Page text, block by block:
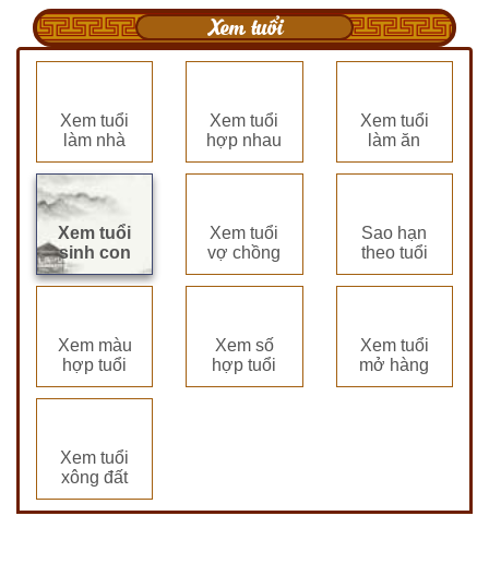
Xem tuổi
Xem tuổi
làm nhà
Xem tuổi
hợp nhau
Xem tuổi
làm ăn
Xem tuổi
sinh con
Xem tuổi
vợ chồng
Sao hạn
theo tuổi
Xem màu
hợp tuổi
Xem số
hợp tuổi
Xem tuổi
mở hàng
Xem tuổi
xông đất